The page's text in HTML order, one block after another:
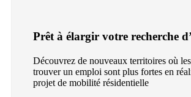
Prêt à élargir votre recherche
Découvrez de nouveaux territoires où
trouver un emploi sont plus fortes en
projet de mobilité résidentielle